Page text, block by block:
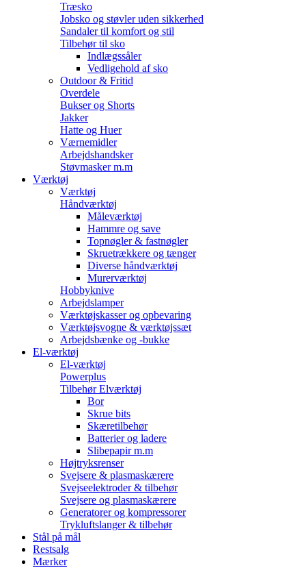
Træsko
Jobsko og støvler uden sikkerhed
Sandaler til komfort og stil
Tilbehør til sko
Indlægssåler
Vedligehold af sko
Outdoor & Fritid
Overdele
Bukser og Shorts
Jakker
Hatte og Huer
Værnemidler
Arbejdshandsker
Støvmasker m.m
Værktøj
Værktøj
Håndværktøj
Måleværktøj
Hammre og save
Topnøgler & fastnøgler
Skruetrækkere og tænger
Diverse håndværktøj
Murerværktøj
Hobbyknive
Arbejdslamper
Værktøjskasser og opbevaring
Værktøjsvogne & værktøjssæt
Arbejdsbænke og -bukke
El-værktøj
El-værktøj
Powerplus
Tilbehør Elværktøj
Bor
Skrue bits
Skæretilbehør
Batterier og ladere
Slibepapir m.m
Højtryksrenser
Svejsere & plasmaskærere
Svejseelektroder & tilbehør
Svejsere og plasmaskærere
Generatorer og kompressorer
Trykluftslanger & tilbehør
Stål på mål
Restsalg
Mærker